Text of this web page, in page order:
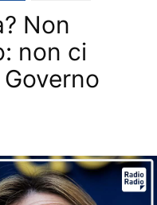
Non
non ci